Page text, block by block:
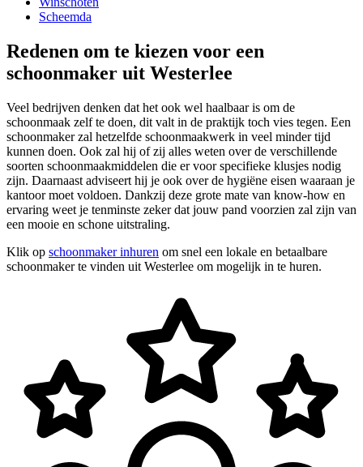
Scheemda
Redenen om te kiezen voor een
schoonmaker uit Westerlee
Veel bedrijven denken dat het ook wel haalbaar is om de
schoonmaak zelf te doen, dit valt in de praktijk toch vies tegen. Een
schoonmaker zal hetzelfde schoonmaakwerk in veel minder tijd
kunnen doen. Ook zal hij of zij alles weten over de verschillende
soorten schoonmaakmiddelen die er voor specifieke klusjes nodig
zijn. Daarnaast adviseert hij je ook over de hygiëne eisen waaraan je
kantoor moet voldoen. Dankzij deze grote mate van know-how en
ervaring weet je tenminste zeker dat jouw pand voorzien zal zijn van
een mooie en schone uitstraling.
Klik op schoonmaker inhuren om snel een lokale en betaalbare
schoonmaker te vinden uit Westerlee om mogelijk in te huren.